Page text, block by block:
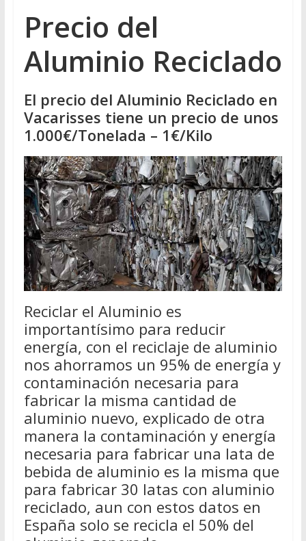
Precio del
Aluminio Reciclado
El precio del Aluminio Reciclado en
Vacarisses tiene un precio de unos
1.000€/Tonelada – 1€/Kilo
Reciclar el Aluminio es
importantísimo para reducir
energía, con el reciclaje de aluminio
nos ahorramos un 95% de energía y
contaminación necesaria para
fabricar la misma cantidad de
aluminio nuevo, explicado de otra
manera la contaminación y energía
necesaria para fabricar una lata de
bebida de aluminio es la misma que
para fabricar 30 latas con aluminio
reciclado, aun con estos datos en
España solo se recicla el 50% del